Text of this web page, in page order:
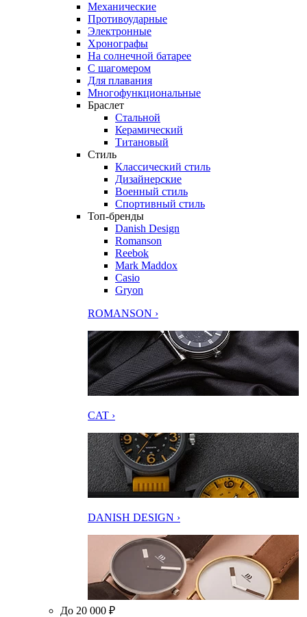
Механические
Противоударные
Электронные
Хронографы
На солнечной батарее
С шагомером
Для плавания
Многофункциональные
Браслет
Стальной
Керамический
Титановый
Стиль
Классический стиль
Дизайнерские
Военный стиль
Спортивный стиль
Топ-бренды
Danish Design
Romanson
Reebok
Mark Maddox
Casio
Gryon
ROMANSON ›
CAT ›
DANISH DESIGN ›
До 20 000 ₽